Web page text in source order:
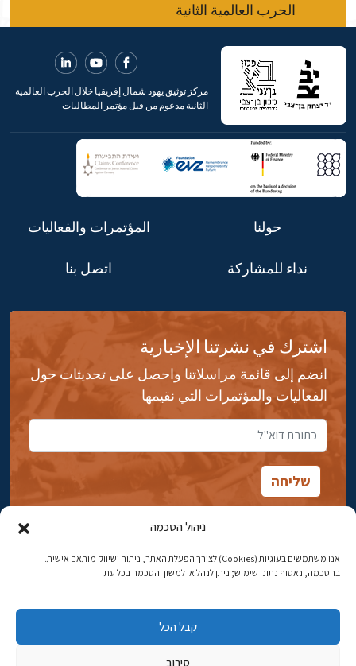
ניהול הסכמה
אנו משתמשים בעוגיות (Cookies) לצורך הפעלת האתר, ניתוח ושיווק מותאם אישית.
בהסכמה, נאסוף נתוני שימוש; ניתן לנהל או למשוך הסכמה בכל עת.
קבל הכל
סירוב
الحرب العالمية الثانية
مركز توثيق يهود شمال إفريقيا خلال الحرب العالمية
الثانية مدعوم من قبل مؤتمر المطالبات
حولنا المؤتمرات والفعاليات
نداء للمشاركة اتصل بنا
اشترك في نشرتنا الإخبارية
انضم إلى قائمة مراسلاتنا واحصل على تحديثات حول
الفعاليات والمؤتمرات التي نقيمها
شارع ابن جبيرول، رحافيا ١٤ أورشليم - القدس
البريد الإلكتروني:najww2@ybz.org.il